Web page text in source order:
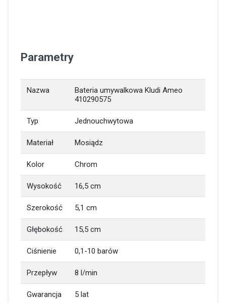
Parametry
Nazwa
Bateria umywalkowa Kludi Ameo
410290575
Typ Jednouchwytowa
Materiał Mosiądz
Kolor Chrom
Wysokość 16,5 cm
Szerokość 5,1 cm
Głębokość 15,5 cm
Ciśnienie 0,1-10 barów
Przepływ 8 l/min
Gwarancja 5 lat